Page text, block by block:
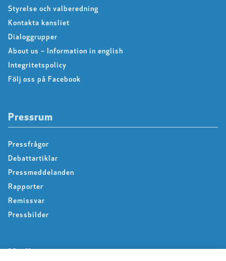
Styrelse och valberedning
Kontakta kansliet
Dialoggrupper
About us – Information in english
Integritetspolicy
Följ oss på Facebook
Pressrum
Pressfrågor
Debattartiklar
Pressmeddelanden
Rapporter
Remissvar
Pressbilder